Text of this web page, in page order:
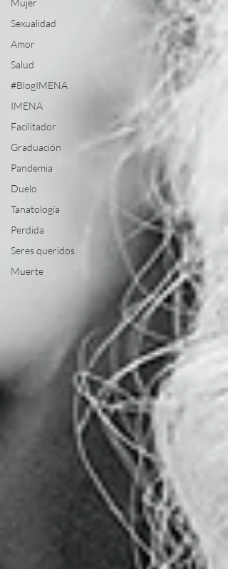
Mujer
Sexualidad
Amor
Salud
#BlogIMENA
IMENA
Facilitador
Graduación
Pandemia
Duelo
Tanatología
Perdida
Seres queridos
Muerte